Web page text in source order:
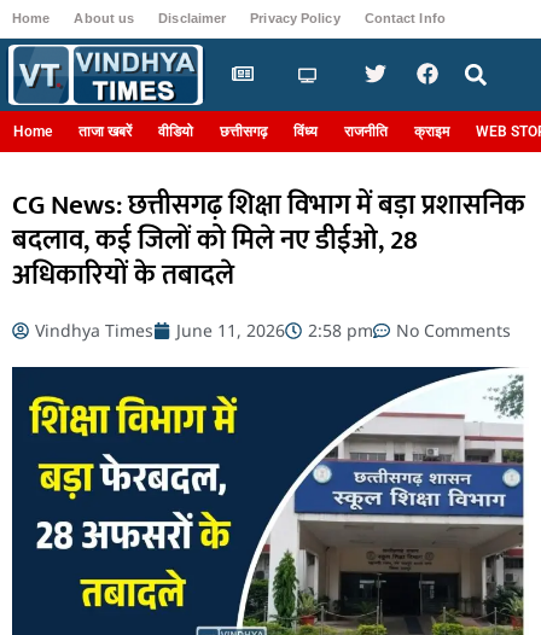
Home About us Disclaimer Privacy Policy Contact Info
Home ताजा खबरें वीडियो छत्तीसगढ़ विंध्य राजनीति क्राइम WEB
CG News: छत्तीसगढ़ शिक्षा विभाग में बड़ा प्रशासनिक
बदलाव, कई जिलों को मिले नए डीईओ, 28
अधिकारियों के तबादले
Vindhya Times June 11, 2026 2:58 pm No Comments